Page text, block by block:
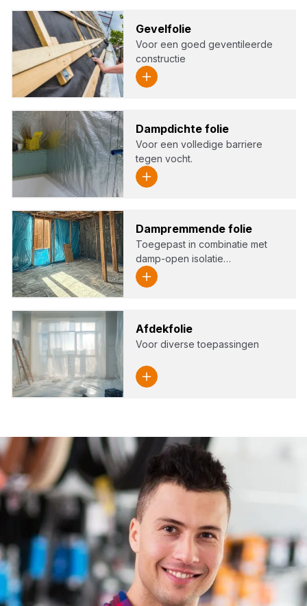
Gevelf­olie
Voor een goed geventileerde
constructie
Damp­dich­te folie
Voor een volledige barriere
tegen vocht.
Dam­p­rem­men­de folie
Toegepast in combinatie met
damp-open isolatie…
Afdek­fo­lie
Voor diverse toepassingen